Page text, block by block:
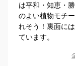
は平和・知恵・
のよい植物モチ
れそう！裏面に
ています。